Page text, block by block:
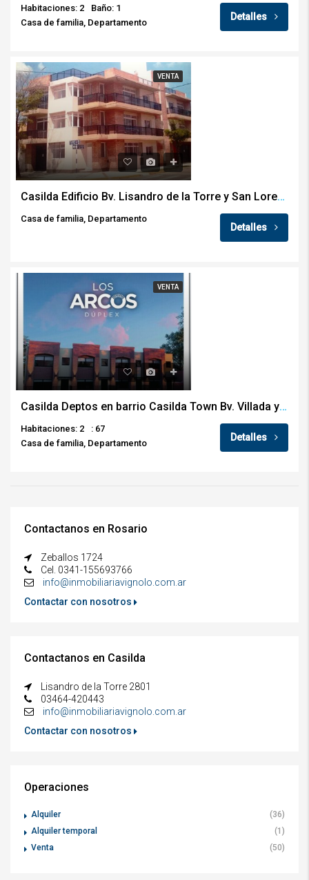
Habitaciones: 2
Baño: 1
Casa de familia, Departamento
Detalles
VENTA
Casilda Edificio Bv. Lisandro de la Torre y San Lorenzo
Casa de familia, Departamento
Detalles
VENTA
Casilda Deptos en barrio Casilda Town Bv. Villada y 9 de julio
Habitaciones: 2
: 67
Casa de familia, Departamento
Detalles
Contactanos en Rosario
Zeballos 1724
Cel. 0341-155693766
info@inmobiliariavignolo.com.ar
Contactar con nosotros
Contactanos en Casilda
Lisandro de la Torre 2801
03464-420443
info@inmobiliariavignolo.com.ar
Contactar con nosotros
Operaciones
Alquiler
(36)
Alquiler temporal
(1)
Venta
(50)